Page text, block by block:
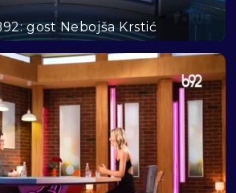
gost Nebojša Krstić